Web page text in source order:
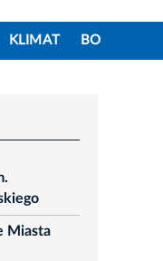
KLIMAT BO
Miasta